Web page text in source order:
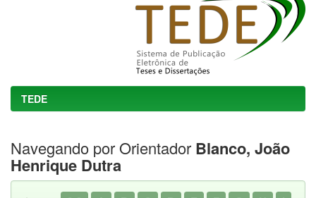
TEDE
Navegando por Orientador Blanco, João
Henrique Dutra